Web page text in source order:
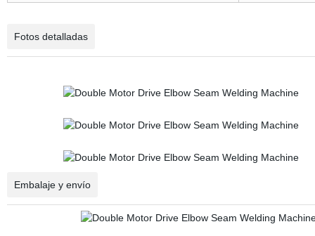
Fotos detalladas
Embalaje y envío